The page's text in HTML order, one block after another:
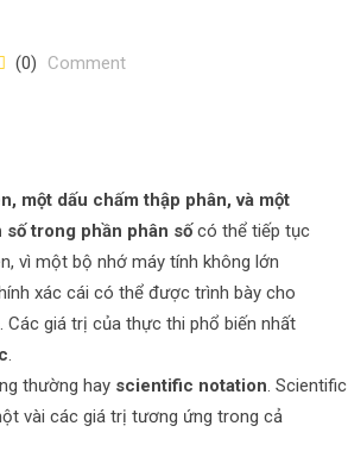
(0) Comment
một dấu chấm thập phân, và một
số trong phần phân sốcó thể tiếp tục
vì một bộ nhớ máy tính không lớn
xác cái có thể được trình bày cho
giá trị của thực thi phổ biến nhất
.
thường hay scientific notation. Scientific
vài các giá trị tương ứng trong cả